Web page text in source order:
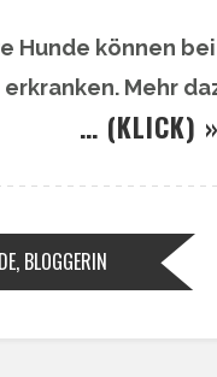
Hunde können
Mehr
… (KLICK) »
BLOGGERIN